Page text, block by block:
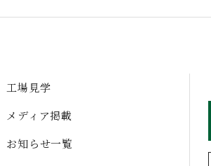
工場見学
メディア掲載
お知らせ一覧